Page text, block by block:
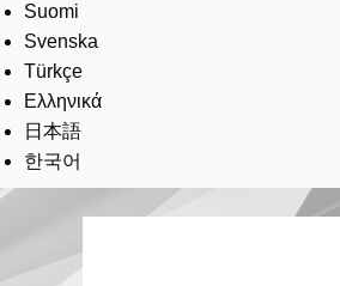
Suomi
Svenska
Türkçe
Ελληνικά
日本語
한국어